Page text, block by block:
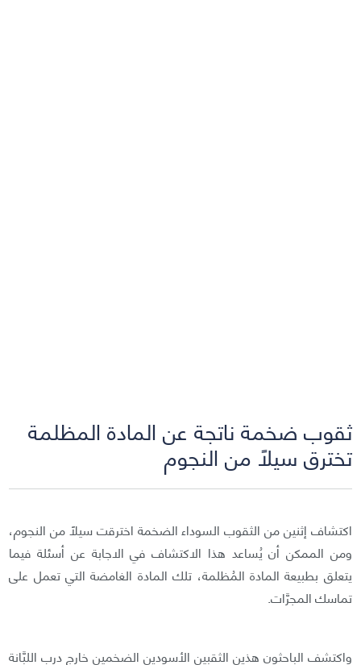
ثقوب ضخمة ناتجة عن المادة المظلمة
تخترق سيلًا من النجوم
اكتشاف إثنين من الثقوب السوداء الضخمة اخترقت سيلًا من النجوم،
ومن الممكن أن يُساعد هذا الاكتشاف في الاجابة عن أسئلة فيما
يتعلق بطبيعة المادة المُظلمة، تلك المادة الغامضة التي تعمل على
تماسك المجرَّات.
واكتشف الباحثون هذين الثقبين الأسودين الضخمين خارج درب اللبَّانة